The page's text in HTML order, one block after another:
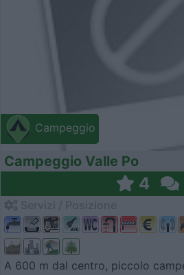
Campeggio
Campeggio Valle Po
4
A 600 m dal centro, piccolo